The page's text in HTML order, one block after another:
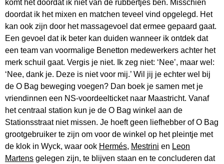
komt het doordat ik niet van de rubbertjes ben. Misschien
doordat ik het mixen en matchen teveel vind opgelegd. Het
kan ook zijn door het massagevoel dat ermee gepaard gaat.
Een gevoel dat ik beter kan duiden wanneer ik ontdek dat
een team van voormalige Benetton medewerkers achter het
merk schuil gaat. Vergis je niet. Ik zeg niet: ‘Nee’, maar wel:
‘Nee, dank je. Deze is niet voor mij.’ Wil jij je echter wel bij
de O Bag beweging voegen? Dan boek je samen met je
vriendinnen een NS-voordeelticket naar Maastricht. Vanaf
het centraal station kun je de O Bag winkel aan de
Stationsstraat niet missen. Je hoeft geen liefhebber of O Bag
grootgebruiker te zijn om voor de winkel op het pleintje met
de klok in Wyck, waar ook Hermés, Mestrini en Leon
Martens gelegen zijn, te blijven staan en te concluderen dat